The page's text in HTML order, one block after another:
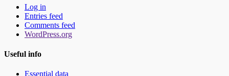
Log in
Entries feed
Comments feed
WordPress.org
Useful info
Essential data